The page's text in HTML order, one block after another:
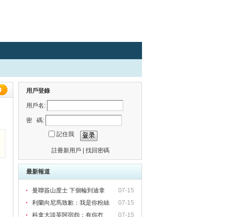
用戶登錄
用戶名:
密 碼:
記住我
註冊新用戶 找回密碼
最新報道
07-15
曼聯簽山度士 下個輪到迪拿
07-15
利蘭向尼馬致歉：我是你粉絲
07-15
科拿大談英阿宿怨：有你冇